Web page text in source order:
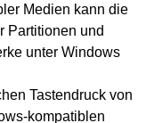
Medien kann die
Partitionen und
unter Windows
Tastendruck von
kompatiblen